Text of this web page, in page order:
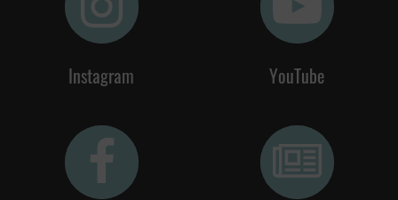
Instagram YouTube